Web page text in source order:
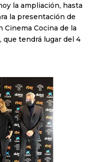
la ampliación, hasta
la presentación de
Cinema Cocina de la
que tendrá lugar del 4